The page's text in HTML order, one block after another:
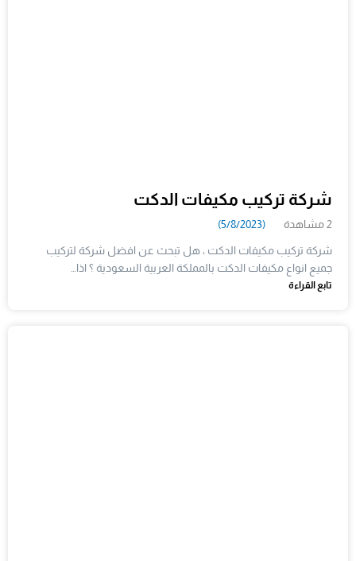
شركة تركيب مكيفات الدكت
2 مشاهدة (5/8/2023)
شركة تركيب مكيفات الدكت ، هل تبحث عن افضل شركة لتركيب
جميع انواع مكيفات الدكت بالمملكة العربية السعودية ؟ اذا…
تابع القراءة